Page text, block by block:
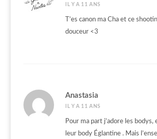
IL Y A 11 ANS
T’es canon ma Cha et ce
douceur <3
Anastasia
IL Y A 11 ANS
Pour ma part j’adore les bodys,
leur body Églantine . Mais